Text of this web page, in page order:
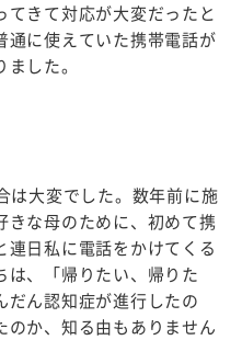
きて対応が大変だったと
通に使えていた携帯電話が
した。
は大変でした。数年前に施
きな母のために、初めて携
日私に電話をかけてくる
は、「帰りたい、帰りた
だん認知症が進行したの
のか、知る由もありません